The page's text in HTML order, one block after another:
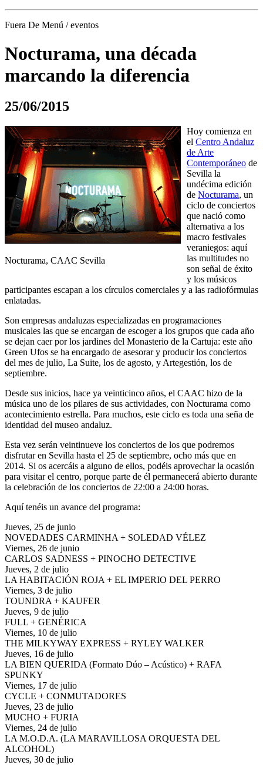
Fuera De Menú / eventos
Nocturama, una década
marcando la diferencia
25/06/2015
Nocturama, CAAC Sevilla
Hoy comienza en
el Centro Andaluz
de Arte
Contemporáneo de
Sevilla la
undécima edición
de Nocturama, un
ciclo de conciertos
que nació como
alternativa a los
macro festivales
veraniegos: aquí
las multitudes no
son señal de éxito
y los músicos
participantes escapan a los círculos comerciales y a las radiofórmulas
enlatadas.
Son empresas andaluzas especializadas en programaciones
musicales las que se encargan de escoger a los grupos que cada año
se dejan caer por los jardines del Monasterio de la Cartuja: este año
Green Ufos se ha encargado de asesorar y producir los conciertos
del mes de julio, La Suite, los de agosto, y Artegestión, los de
septiembre.
Desde sus inicios, hace ya veinticinco años, el CAAC hizo de la
música uno de los pilares de sus actividades, con Nocturama como
acontecimiento estrella. Para muchos, este ciclo es toda una seña de
identidad del museo andaluz.
Esta vez serán veintinueve los conciertos de los que podremos
disfrutar en Sevilla hasta el 25 de septiembre, ocho más que en
2014. Si os acercáis a alguno de ellos, podéis aprovechar la ocasión
para visitar el centro, porque parte de él permanecerá abierto durante
la celebración de los conciertos de 22:00 a 24:00 horas.
Aquí tenéis un avance del programa:
Jueves, 25 de junio
NOVEDADES CARMINHA + SOLEDAD VÉLEZ
Viernes, 26 de junio
CARLOS SADNESS + PINOCHO DETECTIVE
Jueves, 2 de julio
LA HABITACIÓN ROJA + EL IMPERIO DEL PERRO
Viernes, 3 de julio
TOUNDRA + KAUFER
Jueves, 9 de julio
FULL + GENÉRICA
Viernes, 10 de julio
THE MILKYWAY EXPRESS + RYLEY WALKER
Jueves, 16 de julio
LA BIEN QUERIDA (Formato Dúo – Acústico) + RAFA
SPUNKY
Viernes, 17 de julio
CYCLE + CONMUTADORES
Jueves, 23 de julio
MUCHO + FURIA
Viernes, 24 de julio
LA M.O.D.A. (LA MARAVILLOSA ORQUESTA DEL
ALCOHOL)
Jueves, 30 de julio